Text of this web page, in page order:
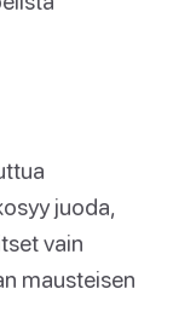
juoda,
vain
mausteisen